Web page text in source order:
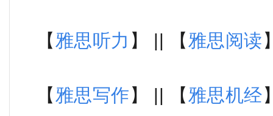
【 雅思听力 】 || 【 雅思阅读
【 雅思写作 】 || 【 雅思机经